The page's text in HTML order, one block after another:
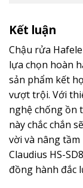
Kết luận
Chậu rửa
lựa chọn hoàn
sản phẩm kết
vượt trội. Với
nghệ chống ồn
này chắc chắn
vời và nâng
Claudius HS-
đồng hành đắc